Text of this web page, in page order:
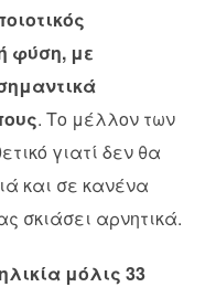
φύση, με
. Το μέλλον των
γιατί δεν θα
και σε κανένα
σκιάσει αρνητικά.
μόλις 33